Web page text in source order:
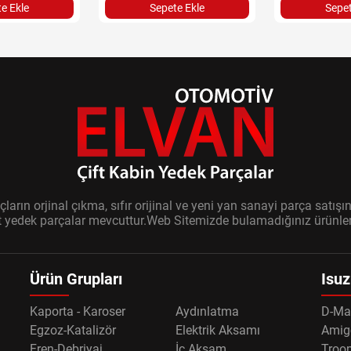
Ekle Sepete Ekle
orjinal çıkma, sıfır orijinal ve yeni yan sanayi parça
parçalar mevcuttur.Web Sitemizde bulamadığınız
Ürün Grupları
Kaporta - Karoser
Aydınlatma
Egzoz-Katalizör
Elektrik Aksamı
D-